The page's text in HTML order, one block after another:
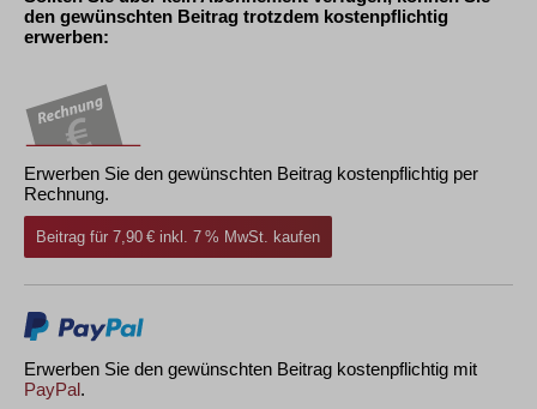
den gewünschten Beitrag trotzdem kostenpflichtig
erwerben:
Erwerben Sie den gewünschten Beitrag kostenpflichtig per
Rechnung.
Beitrag für 7,90 € inkl. 7 % MwSt. kaufen
Erwerben Sie den gewünschten Beitrag kostenpflichtig mit
PayPal.